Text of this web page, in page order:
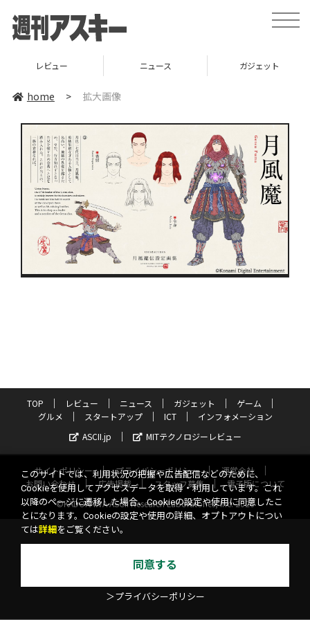
toggle
レビュー ニュース ガジェット
home > 拡大画像
TOP レビュー ニュース ガジェット
ゲーム
グルメ
スタートアップ ICT
インフォメーション
ASCII.jp
MITテクノロジーレビュー
サイトポリシー プライバシーポリシー
運営会社
お問い合わせ
広告掲載 スタッフ募集
電子版について
©KADOKAWA ASCII Research Laboratories, Inc. 2026
このサイトでは、利用状況の把握や広告配信などのために、
Cookieを使用してアクセスデータを取得・利用しています。これ
以降のページに遷移した場合、Cookieの設定や使用に同意したこ
とになります。Cookieの設定や使用の詳細、オプトアウトについ
ては詳細 をご覧ください。
同意する
＞プライバシーポリシー